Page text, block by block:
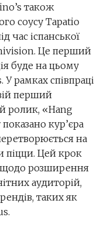
також
соусу Tapatio
час іспанської
Це перший
буде на цьому
У рамках співпраці
перший
ролик, «Hang
кур’єра
на
піцци. Цей крок
щодо розширення
аудиторій,
таких як